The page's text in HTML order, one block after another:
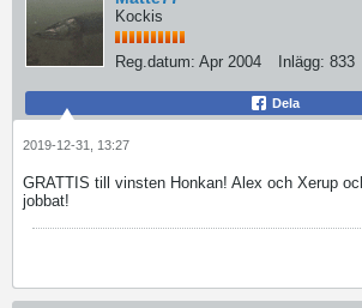
Kockis
Reg.datum: Apr 2004 Inlägg: 833
Dela
2019-12-31, 13:27
GRATTIS till vinsten Honkan! Alex och Xerup
jobbat!